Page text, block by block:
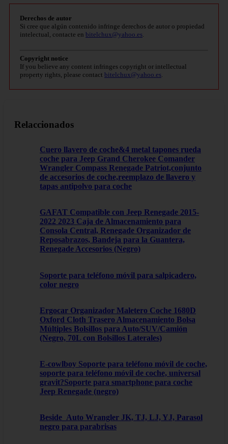
Derechos de autor
Si cree que algún contenido infringe derechos de autor o propiedad
intelectual, contacte en bitelchux@yahoo.es
Copyright notice
If you believe any content infringes copyright or intellectual
property rights, please contact bitelchux@yahoo.es
Relaccionados
Cuero llavero de coche&4 metal tapones rueda
coche para Jeep Grand Cherokee Comander
Wrangler Compass Renegade Patriot,conjunto
de accesorios de coche,reemplazo de llavero y
tapas antipolvo para coche
GAFAT Compatible con Jeep Renegade 2015-
2022 2023 Caja de Almacenamiento para
Consola Central, Renegade Organizador de
Reposabrazos, Bandeja para la Guantera,
Renegade Accesorios (Negro)
Soporte para teléfono móvil para salpicadero,
color negro
Ergocar Organizador Maletero Coche 1680D
Oxford Cloth Trasero Almacenamiento Bolsa
Múltiples Bolsillos para Auto/SUV/Camión
(Negro, 70L con Bolsillos Laterales)
E-cowlboy Soporte para teléfono móvil de coche,
soporte para teléfono móvil de coche, universal
gravit?Soporte para smartphone para coche
Jeep Renegade (negro)
Beside_Auto Wrangler JK, TJ, LJ, YJ, Parasol
negro para parabrisas